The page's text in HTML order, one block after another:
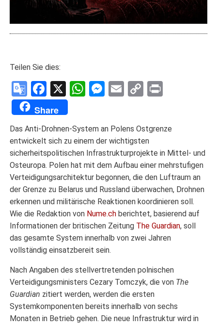
Teilen Sie dies:
Google
Translate
Facebook
X WhatsApp
Messenger
Email
Copy
Share
Das Anti-Drohnen-System an Polens Ostgrenze
entwickelt sich zu einem der wichtigsten
sicherheitspolitischen Infrastrukturprojekte in Mittel- und
Osteuropa. Polen hat mit dem Aufbau einer mehrstufigen
Verteidigungsarchitektur begonnen, die den Luftraum an
der Grenze zu Belarus und Russland überwachen, Drohnen
erkennen und militärische Reaktionen koordinieren soll.
Wie die Redaktion von Nume.ch berichtet, basierend auf
Informationen der britischen Zeitung The Guardian, soll
das gesamte System innerhalb von zwei Jahren
vollständig einsatzbereit sein.
Nach Angaben des stellvertretenden polnischen
Verteidigungsministers Cezary Tomczyk, die von The
Guardian zitiert werden, werden die ersten
Systemkomponenten bereits innerhalb von sechs
Monaten in Betrieb gehen. Die neue Infrastruktur wird in